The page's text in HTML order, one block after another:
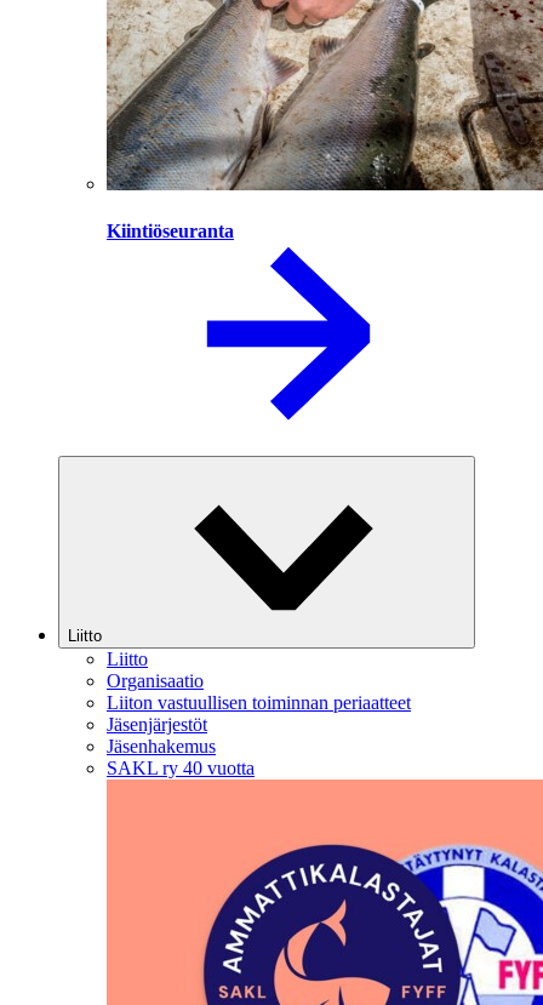
Kiintiöseuranta
Liitto
Liitto
Organisaatio
Liiton vastuullisen toiminnan periaatteet
Jäsenjärjestöt
Jäsenhakemus
SAKL ry 40 vuotta